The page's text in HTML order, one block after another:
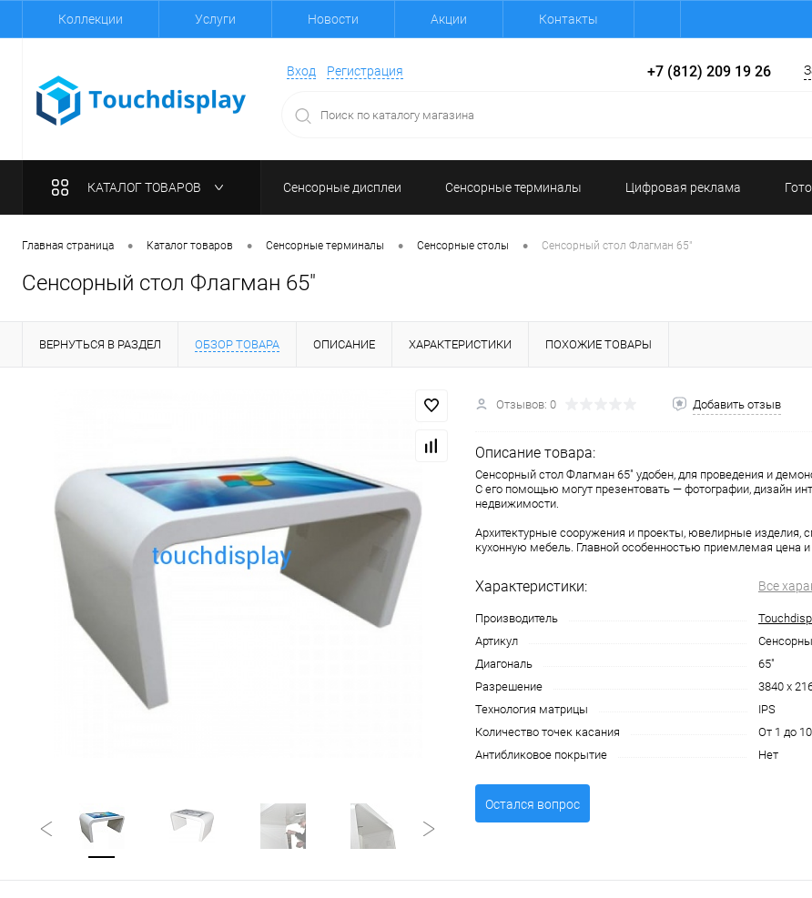
Коллекции Услуги Новости Акции Контакты
Вход Регистрация +7 (812) 209 19 26
КАТАЛОГ ТОВАРОВ Сенсорные дисплеи Сенсорные терминалы Цифровая реклама
Главная страница • Каталог товаров • Сенсорные терминалы • Сенсорные столы • Сенсорный стол Флагман 65"
Сенсорный стол Флагман 65"
ВЕРНУТЬСЯ В РАЗДЕЛ ОБЗОР ТОВАРА ОПИСАНИЕ ХАРАКТЕРИСТИКИ ПОХОЖИЕ ТОВАРЫ
Отзывов: 0 Добавить отзыв
Описание товара:
Сенсорный стол Флагман 65" удобен, для проведения и
С его помощью могут презентовать — фотографии, дизайн
недвижимости.
Архитектурные сооружения и проекты, ювелирные изделия,
кухонную мебель. Главной особенностью приемлемая цена и
Характеристики: Все
Производитель
Артикул
Диагональ
65"
Разрешение
3840 x
Технология матрицы
IPS
Количество точек касания
От 1 до
Антибликовое покрытие
Нет
Остался вопрос